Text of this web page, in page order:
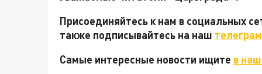
Присоединяйтесь к нам в социальных
также подписывайтесь на наш
Самые интересные новости ищите в